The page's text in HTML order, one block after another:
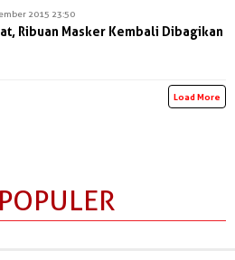
2015 23:50
Ribuan Masker Kembali Dibagikan
Load More